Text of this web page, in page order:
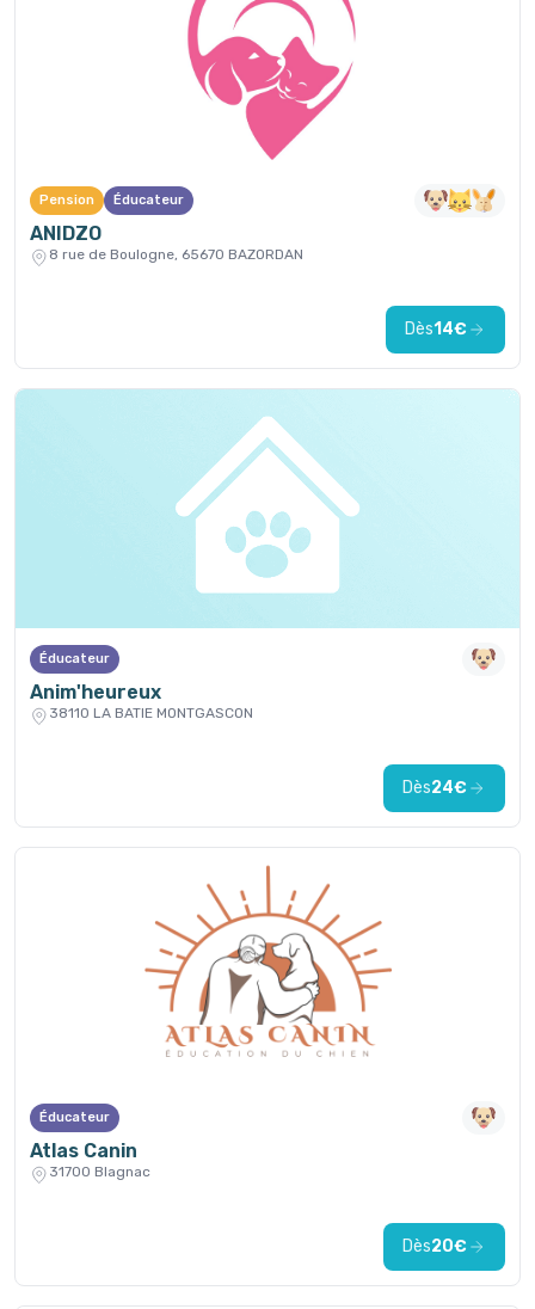
Pension Éducateur
ANIDZO
8 rue de Boulogne, 65670 BAZORDAN
Dès14€
Éducateur
Anim'heureux
38110 LA BATIE MONTGASCON
Dès24€
Éducateur
Atlas Canin
31700 Blagnac
Dès20€